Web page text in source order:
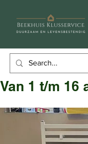
Van 1 t/m 16